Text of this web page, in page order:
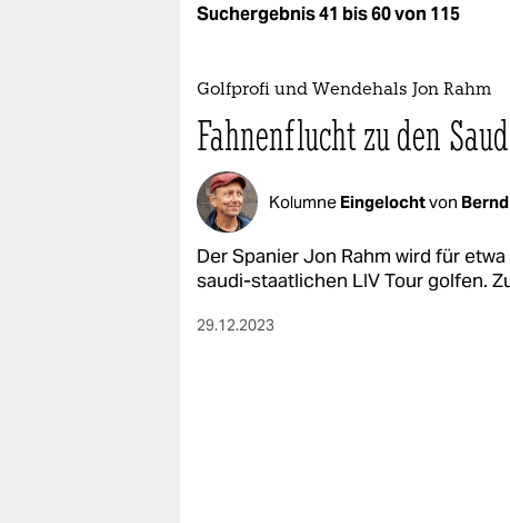
politik
gesellschaft
kultur
sport
berlin
nord
Suchergebnis 41 bis 60 von 115
Golfprofi und Wendehals Jon Rahm
Fahnenflucht zu den
Kolumne Eingelochtvon
Der Spanier Jon Rahm wird für
saudi-staatlichen LIV Tour golfen.
29.12.2023